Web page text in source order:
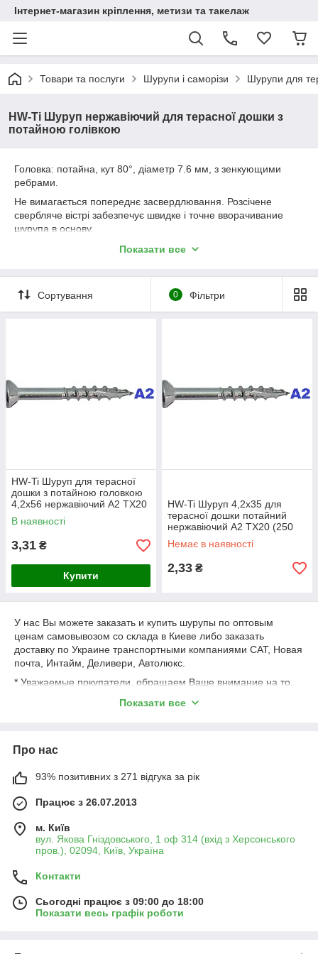
Інтернет-магазин кріплення, метизи та такелаж
Товари та послуги Шурупи і саморізи Шурупи для
HW-Ti Шуруп нержавіючий для терасної дошки з
потайною голівкою
Головка: потайна, кут 80°, діаметр 7.6 мм, з зенкующими
ребрами.
Не вимагається попереднє засвердлювання. Розсічене
свербляче вістрі забезпечує швидке і точне вворачивание
шурупа в основу.
Призначений для терасної дошки з м'яких порід деревини
Шуруп для терасної дошки з посиленою, потайною головкою
призначений для твердих порід деревини і застосовується в
необхідний момент закручування.
Показати все
Сортування 0 Фільтри
HW-Ti Шуруп для терасної
дошки з потайною головкою
4,2х56 нержавіючий A2 TX20
(250 шт/уп)
В наявності
3,31 ₴
Купити
HW-Ti Шуруп 4,2х35 для
терасної дошки потайний
нержавіючий A2 TX20 (250
шт/уп)
Немає в наявності
2,33 ₴
У нас Вы можете заказать и купить шурупы по оптовым
ценам самовывозом со склада в Киеве либо заказать
доставку по Украине транспортными компаниями САТ, Новая
почта, Интайм, Деливери, Автолюкс.
* Уважаемые покупатели, обращаем Ваше внимание на то,
размера, вопросы по возможной продаже не комплектации
Показати все
Про нас
93% позитивних з 271 відгука за рік
Працює з 26.07.2013
м. Київ
вул. Якова Гніздовського, 1 оф 314 (вхід з Херсонського
пров.), 02094, Київ, Україна
Контакти
Сьогодні працює з 09:00 до 18:00
Показати весь графік роботи